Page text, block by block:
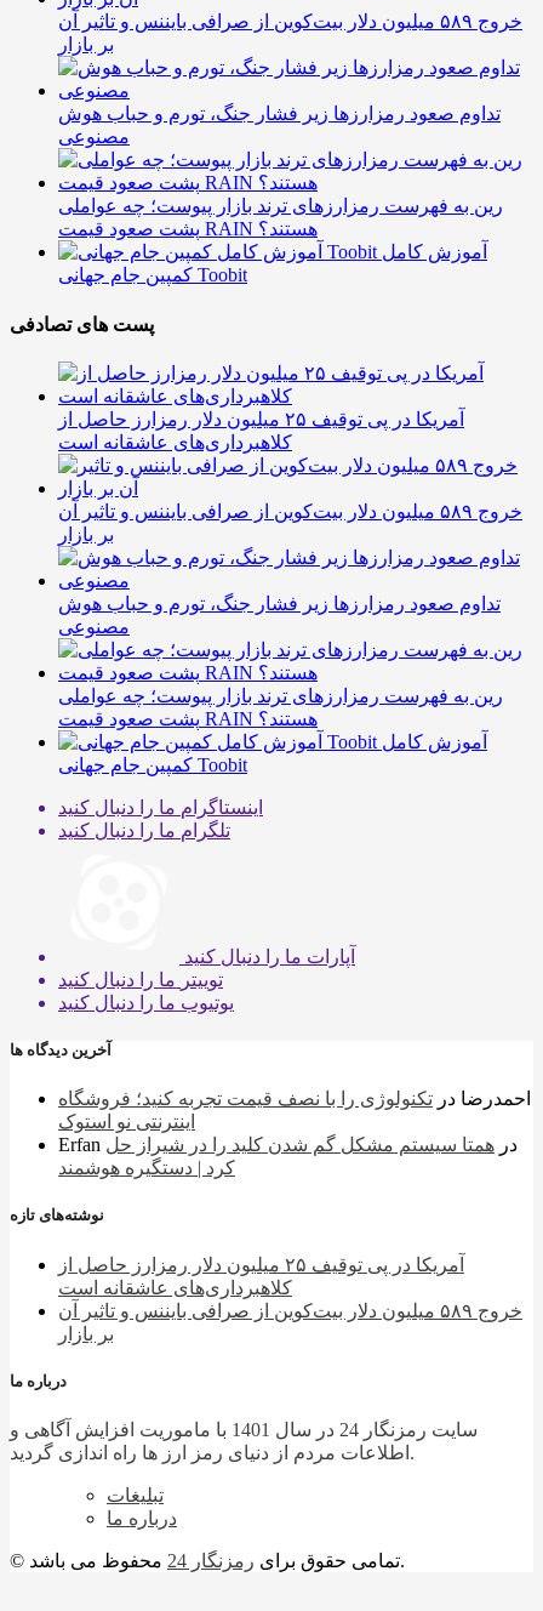
خروج ۵۸۹ میلیون دلار بیت‌کوین از صرافی بایننس و تاثیر آن
بر بازار
تداوم صعود رمزارزها زیر فشار جنگ، تورم و حباب هوش
مصنوعی
رین به فهرست رمزارزهای ترند بازار پیوست؛ چه عواملی
پشت صعود قیمت RAIN هستند؟
آموزش کامل
کمپین جام جهانی Toobit
پست های تصادفی
آمریکا در پی توقیف ۲۵ میلیون دلار رمزارز حاصل از
کلاهبرداری‌های عاشقانه است
خروج ۵۸۹ میلیون دلار بیت‌کوین از صرافی بایننس و تاثیر آن
بر بازار
تداوم صعود رمزارزها زیر فشار جنگ، تورم و حباب هوش
مصنوعی
رین به فهرست رمزارزهای ترند بازار پیوست؛ چه عواملی
پشت صعود قیمت RAIN هستند؟
آموزش کامل
کمپین جام جهانی Toobit
اینستاگرام ما را دنبال کنید
تلگرام ما را دنبال کنید
آپارات ما را دنبال کنید
توییتر ما را دنبال کنید
یوتیوب ما را دنبال کنید
آخرین دیدگاه ها
احمدرضا در تکنولوژی را با نصف قیمت تجربه کنید؛ فروشگاه
اینترنتی نو استوک
Erfan
در همتا سیستم مشکل گم شدن کلید را در شیراز حل
کرد | دستگیره هوشمند
نوشته‌های تازه
آمریکا در پی توقیف ۲۵ میلیون دلار رمزارز حاصل از
کلاهبرداری‌های عاشقانه است
خروج ۵۸۹ میلیون دلار بیت‌کوین از صرافی بایننس و تاثیر آن
بر بازار
درباره ما
سایت رمزنگار 24 در سال 1401 با ماموریت افزایش آگاهی و
اطلاعات مردم از دنیای رمز ارز ها راه اندازی گردید.
تبلیغات
درباره ما
© تمامی حقوق برای رمزنگار 24 محفوظ می باشد.